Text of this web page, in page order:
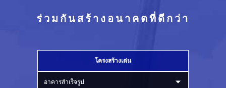
ร่วมกันสร้างอนาคตที่ดีกว่า
โครงสร้างเด่น
อาคารสำเร็จรูป